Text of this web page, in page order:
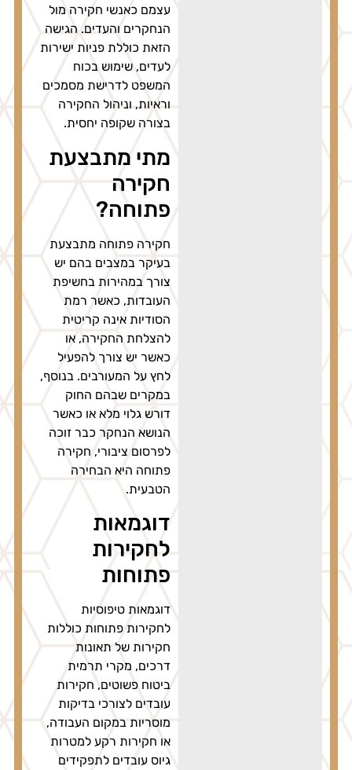
עצמם כאנשי חקירה מול
הנחקרים והעדים. הגישה
הזאת כוללת פניות ישירות
לעדים, שימוש בכוח
המשפט לדרישת מסמכים
וראיות, וניהול החקירה
בצורה שקופה יחסית.
מתי מתבצעת
חקירה
פתוחה?
חקירה פתוחה מתבצעת
בעיקר במצבים בהם יש
צורך במהירות בחשיפת
העובדות, כאשר רמת
הסודיות אינה קריטית
להצלחת החקירה, או
כאשר יש צורך להפעיל
לחץ על המעורבים. בנוסף,
במקרים שבהם החוק
דורש גלוי מלא או כאשר
הנושא הנחקר כבר זוכה
לפרסום ציבורי, חקירה
פתוחה היא הבחירה
הטבעית.
דוגמאות
לחקירות
פתוחות
דוגמאות טיפוסיות
לחקירות פתוחות כוללות
חקירות של תאונות
דרכים, מקרי תרמית
ביטוח פשוטים, חקירות
עובדים לצורכי בדיקות
מוסריות במקום העבודה,
או חקירות רקע למטרות
גיוס עובדים לתפקידים